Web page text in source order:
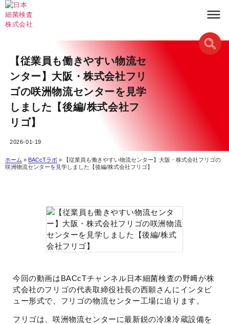
【従業員も働きやすい物流セ
ンター】大阪・株式会社フリ
ゴの咲洲物流センターを見学
しました【後編/株式会社フ
リゴ】
2026-01-19
ホーム » BACcTラボ »
【従業員も働きやすい物流センター】大阪・株式会社フリゴの
咲洲物流センターを見学しました【後編/株式会社フリゴ】
今回の動画はBACcTチャンネル日本細菌検査の野﨑が株
式会社のフリゴの代表取締役社長の西願さんにインタビ
ュー形式で、フリゴの物流センター工場に迫ります。
フリゴは、咲洲物流センターに最新鋭の冷凍冷蔵設備を